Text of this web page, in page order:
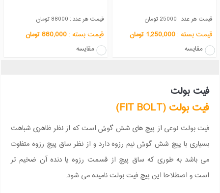
قیمت هر عدد : 25000 تومان
قیمت بسته :
تومان
مقایسه
قیمت هر عدد : 88000 تومان
قیمت بسته :
تومان
مقایسه
فیت بولت
فیت بولت (FIT BOLT)
فیت بولت نوعی از پیچ های شش گوش است که از نظر ظاهری شباهت
بسیاری با پیچ شش گوش نیم رزوه دارد و از نظر ساق پیچ رزوه متفاوت
می باشد به طوری که ساق پیچ از قسمت رزوه یا دنده آن ضخیم تر
است و اصطلاحا این پیچ فیت بولت نامیده می شود.